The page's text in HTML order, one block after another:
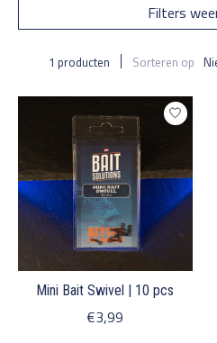
Filters
1 producten Sorteren op
Mini Bait Swivel | 10 pcs
€3,99